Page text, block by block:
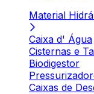
Material
Caixa d' Água
Cisternas e
Biodigestor
Caixas de